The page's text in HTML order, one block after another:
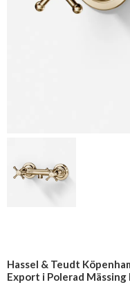
Hassel & Teudt
Export i Polerad